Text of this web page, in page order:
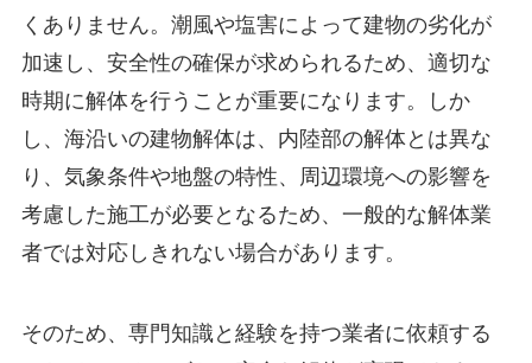
くありません。潮風や塩害によって建物の劣化が
加速し、安全性の確保が求められるため、適切な
時期に解体を行うことが重要になります。しか
し、海沿いの建物解体は、内陸部の解体とは異な
り、気象条件や地盤の特性、周辺環境への影響を
考慮した施工が必要となるため、一般的な解体業
者では対応しきれない場合があります。
そのため、専門知識と経験を持つ業者に依頼する